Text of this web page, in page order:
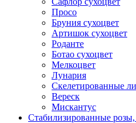
Просо
Бруния сухоцвет
Артишок сухоцвет
Роданте
Ботао сухоцвет
Мелкоцвет
Лунария
Скелетированные
Вереск
Мискантус
Стабилизированные